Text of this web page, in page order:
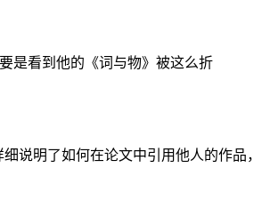
是看到他的《词与物》被这么折
说明了如何在论文中引用他人的作品，